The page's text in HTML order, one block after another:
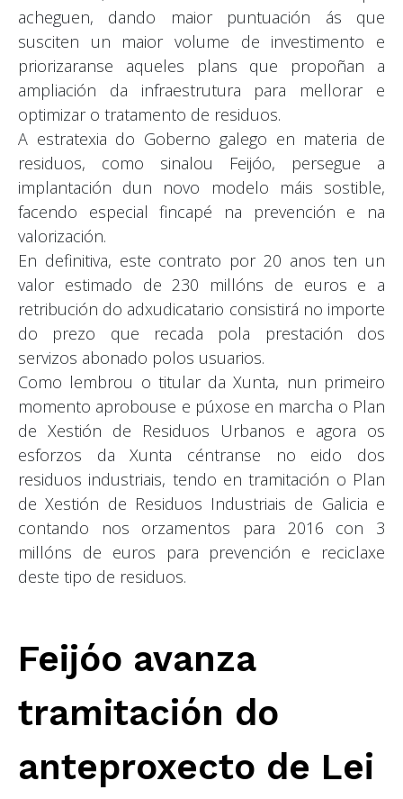
acheguen, dando maior puntuación ás que
susciten un maior volume de investimento e
priorizaranse aqueles plans que propoñan a
ampliación da infraestrutura para mellorar e
optimizar o tratamento de residuos.
A estratexia do Goberno galego en materia de
residuos, como sinalou Feijóo, persegue a
implantación dun novo modelo máis sostible,
facendo especial fincapé na prevención e na
valorización.
En definitiva, este contrato por 20 anos ten un
valor estimado de 230 millóns de euros e a
retribución do adxudicatario consistirá no importe
do prezo que recada pola prestación dos
servizos abonado polos usuarios.
Como lembrou o titular da Xunta, nun primeiro
momento aprobouse e púxose en marcha o Plan
de Xestión de Residuos Urbanos e agora os
esforzos da Xunta céntranse no eido dos
residuos industriais, tendo en tramitación o Plan
de Xestión de Residuos Industriais de Galicia e
contando nos orzamentos para 2016 con 3
millóns de euros para prevención e reciclaxe
deste tipo de residuos.
Feijóo avanza
tramitación do
anteproxecto de Lei